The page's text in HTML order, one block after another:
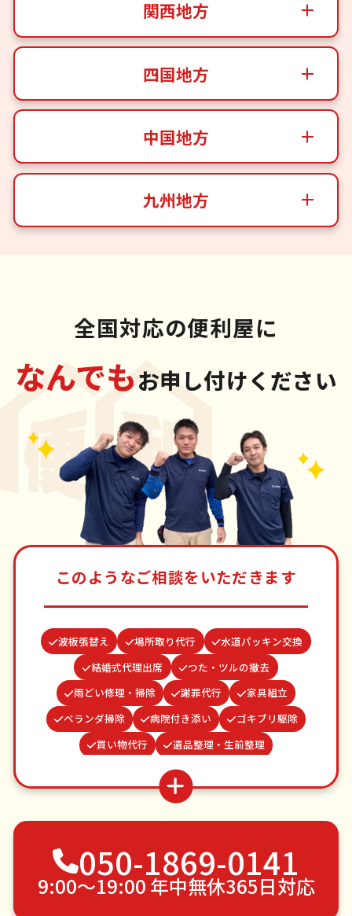
関西地方
四国地方
中国地方
九州地方
全国対応の便利屋に
なんでもお申し付けください
このようなご相談をいただきます
波板張替え 場所取り代行
水道パッキン交換
結婚式代理出席
つた・ツルの撤去
雨どい修理・掃除
謝罪代行
家具組立
ベランダ掃除
病院付き添い
ゴキブリ駆除
買い物代行
遺品整理・生前整理
網戸張替え
お墓参り代行
お庭の水やり
並び代行
蜂の巣駆除
物置解体
不用品回収
ゴミ屋敷片付け
引っ越し
植木の剪定
植木の伐採
手すり取り付け
ペットのお世話
050-1869-0141
9:00〜19:00 年中無休365日対応